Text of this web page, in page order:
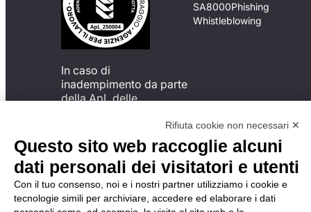
In caso di
inadempimento da parte
della ApL delle
del Codice di Condotta, è
possibile presentare un
reclamo
all’Organismo di
Monitoraggio utilizzando
una delle modalità
descritte al seguente
SA8000Phishing
Whistleblowing
Rifiuta cookie non necessari ✕
Questo sito web raccoglie alcuni
dati personali dei visitatori e utenti
Con il tuo consenso, noi e i nostri partner utilizziamo i cookie e
tecnologie simili per archiviare, accedere ed elaborare i dati